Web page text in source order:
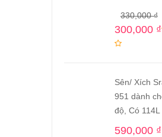
330,000₫
300,000 ₫
Sên/ Xích
951 dành
độ, Có 114L
590,000 ₫